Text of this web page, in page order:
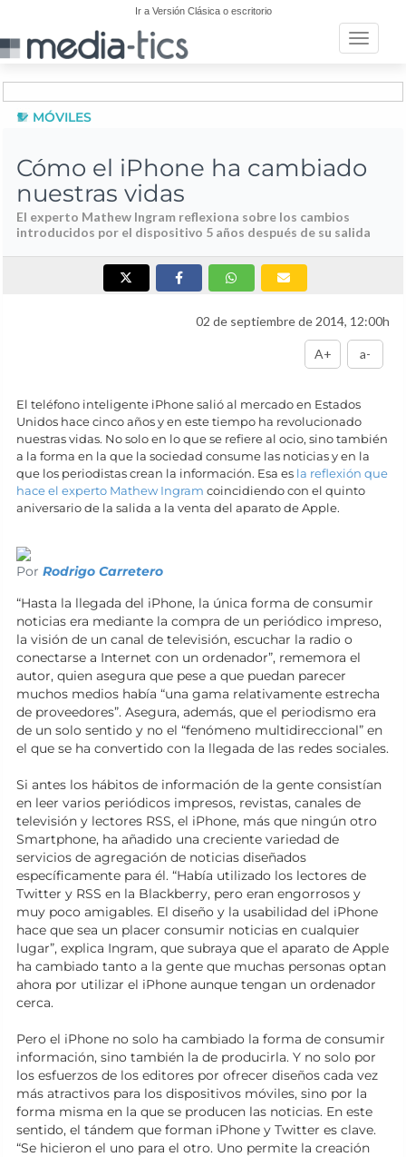
Ir a Versión Clásica o escritorio
Toggle
MÓVILES
Cómo el iPhone ha cambiado
nuestras vidas
El experto Mathew Ingram reflexiona sobre los cambios
introducidos por el dispositivo 5 años después de su salida
02 de septiembre de 2014, 12:00h
A+ a-
El teléfono inteligente iPhone salió al mercado en Estados
Unidos hace cinco años y en este tiempo ha revolucionado
nuestras vidas. No solo en lo que se refiere al ocio, sino también
a la forma en la que la sociedad consume las noticias y en la
que los periodistas crean la información. Esa es la reflexión que
hace el experto Mathew Ingram coincidiendo con el quinto
aniversario de la salida a la venta del aparato de Apple.
Por Rodrigo Carretero
“Hasta la llegada del iPhone, la única forma de consumir
noticias era mediante la compra de un periódico impreso,
la visión de un canal de televisión, escuchar la radio o
conectarse a Internet con un ordenador”, rememora el
autor, quien asegura que pese a que puedan parecer
muchos medios había “una gama relativamente estrecha
de proveedores”. Asegura, además, que el periodismo era
de un solo sentido y no el “fenómeno multidireccional” en
el que se ha convertido con la llegada de las redes sociales.
Si antes los hábitos de información de la gente consistían
en leer varios periódicos impresos, revistas, canales de
televisión y lectores RSS, el iPhone, más que ningún otro
Smartphone, ha añadido una creciente variedad de
servicios de agregación de noticias diseñados
específicamente para él. “Había utilizado los lectores de
Twitter y RSS en la Blackberry, pero eran engorrosos y
muy poco amigables. El diseño y la usabilidad del iPhone
hace que sea un placer consumir noticias en cualquier
lugar”, explica Ingram, que subraya que el aparato de Apple
ha cambiado tanto a la gente que muchas personas optan
ahora por utilizar el iPhone aunque tengan un ordenador
cerca.
Pero el iPhone no solo ha cambiado la forma de consumir
información, sino también la de producirla. Y no solo por
los esfuerzos de los editores por ofrecer diseños cada vez
más atractivos para los dispositivos móviles, sino por la
forma misma en la que se producen las noticias. En este
sentido, el tándem que forman iPhone y Twitter es clave.
“Se hicieron el uno para el otro. Uno permite la creación